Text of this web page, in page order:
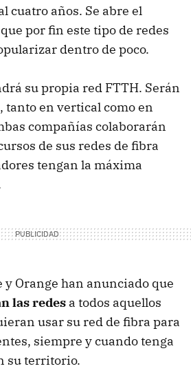
cuatro años. Se abre el
por fin este tipo de redes
dentro de poco.
su propia red FTTH. Serán
, tanto en vertical como en
compañías colaborarán
de sus redes de fibra
tengan la máxima
y Orange han anunciado que
las redes a todos aquellos
usar su red de fibra para
siempre y cuando tenga
su territorio.